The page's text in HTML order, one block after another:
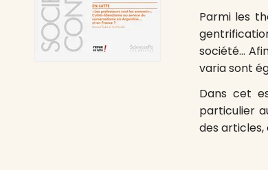
Parmi les
société…
varia sont
Dans cet
particulier
des articles,